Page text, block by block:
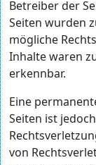
Betreiber der
Seiten wurden
mögliche
Inhalte waren
erkennbar.
Eine
Seiten ist
von